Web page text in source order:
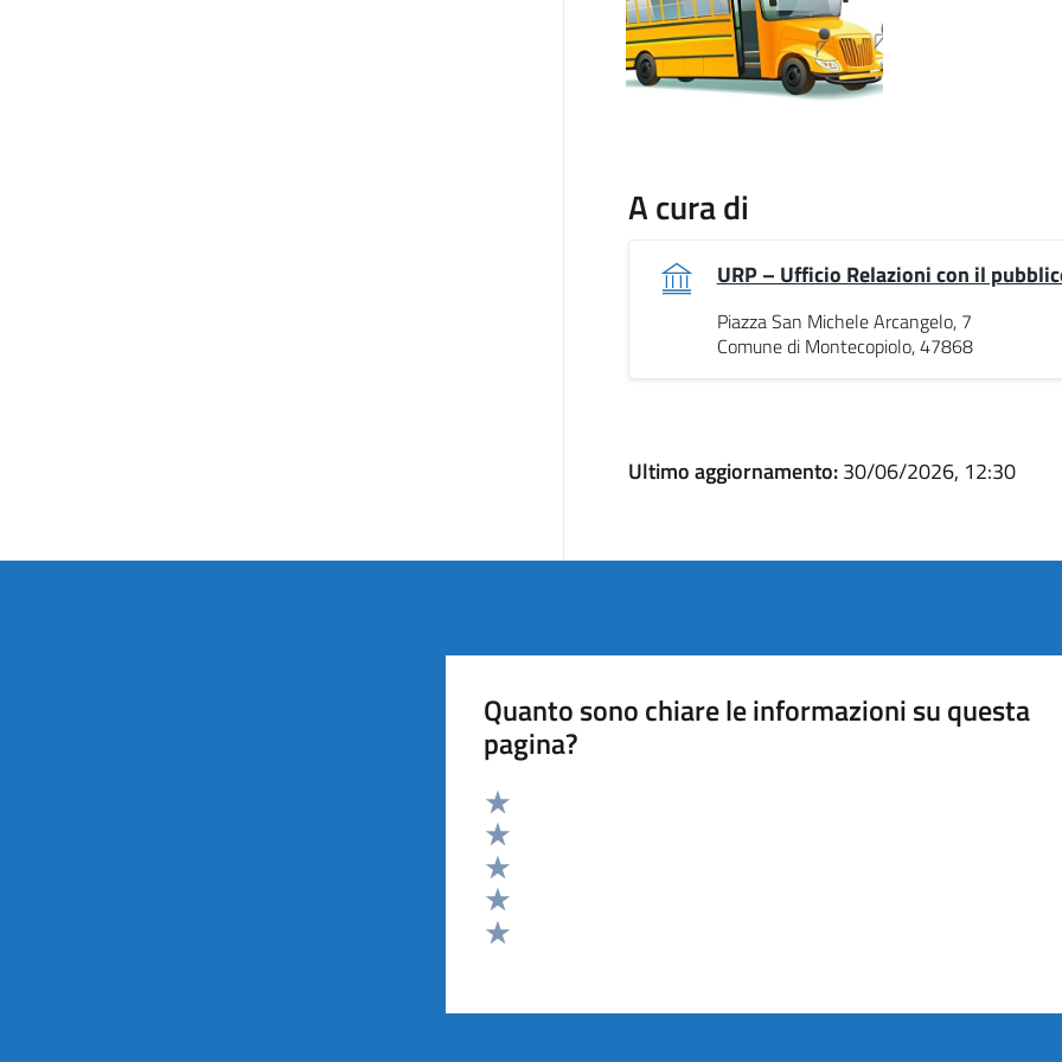
A cura di
URP – Ufficio Relazioni con il
Piazza San Michele Arcangelo, 7
Comune di Montecopiolo, 47868
Ultimo aggiornamento:30/06/2026, 12:30
Quanto sono chiare le informazioni su questa
pagina?
Valuta 5 stelle su 5
Valuta 4 stelle su 5
Valuta 3 stelle su 5
Valuta 2 stelle su 5